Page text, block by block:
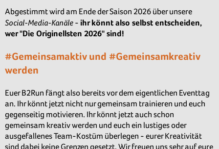
Abgestimmt wird am Ende der Saison 2026 über unsere
Social-Media-Kanäle - ihr könnt also selbst entscheiden,
wer "Die Originellsten 2026" sind!
#Gemeinsamaktiv und #Gemeinsamkreativ
werden
Euer B2Run fängt also bereits vor dem eigentlichen Eventtag
an. Ihr könnt jetzt nicht nur gemeinsam trainieren und euch
gegenseitig motivieren. Ihr könnt jetzt auch schon
gemeinsam kreativ werden und euch ein lustiges oder
ausgefallenes Team-Kostüm überlegen - eurer Kreativität
sind dabei keine Grenzen gesetzt. Wir freuen uns sehr auf eure